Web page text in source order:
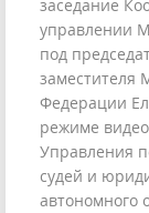
заседание
управлении
под
заместителя
Федерации
режиме
Управления
судей и
автономного